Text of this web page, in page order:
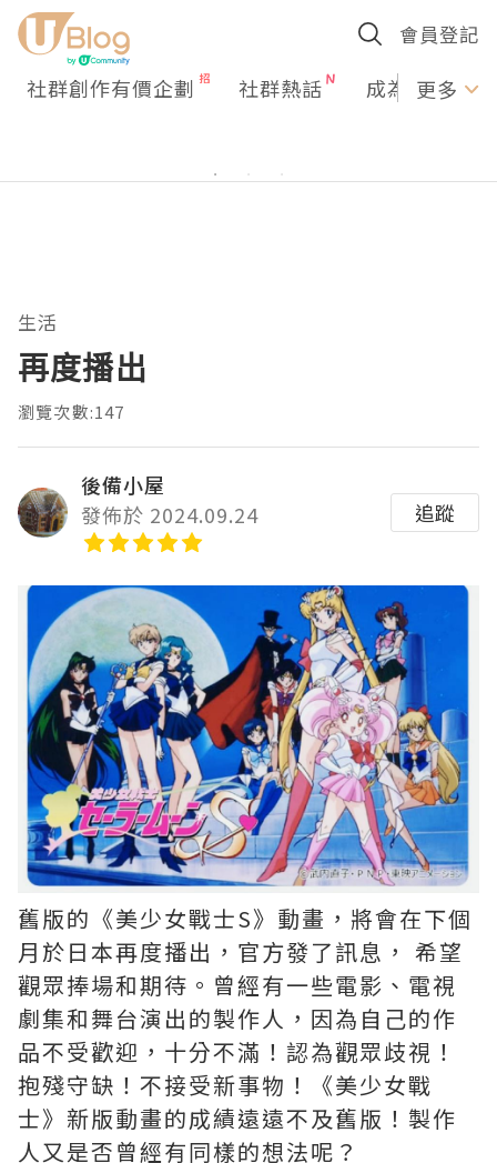
會員登記
社群創作有價企劃 社群熱話 成為U更多
生活
再度播出
瀏覽次數:147
後備小屋
發佈於 2024.09.24
追蹤
舊版的《美少女戰士S》動畫，將會在下個
月於日本再度播出，官方發了訊息， 希望
觀眾捧場和期待。曾經有一些電影、電視
劇集和舞台演出的製作人，因為自己的作
品不受歡迎，十分不滿！認為觀眾歧視！
抱殘守缺！不接受新事物！《美少女戰
士》新版動畫的成績遠遠不及舊版！製作
人又是否曾經有同樣的想法呢？